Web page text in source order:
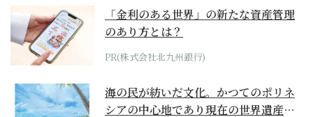
「金利のある世界」の新たな資産管理
のあり方とは？
PR(株式会社北九州銀行)
海の民が紡いだ文化。かつてのポリネ
シアの中心地であり現在の世界遺産か